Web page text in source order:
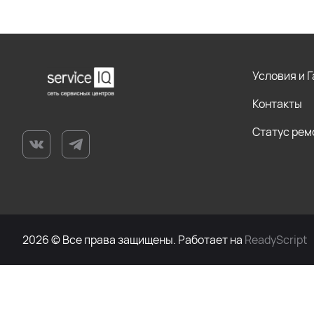
Условия и
Контакты
Статус
2026 © Все права защищены. Работает на ReadyScript